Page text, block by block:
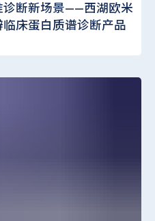
诊断新场景——西湖欧米
床蛋白质谱诊断产品